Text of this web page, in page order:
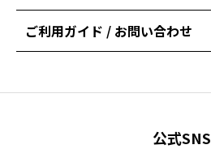
ご利用ガイド / お問い合わせ
公式SNS